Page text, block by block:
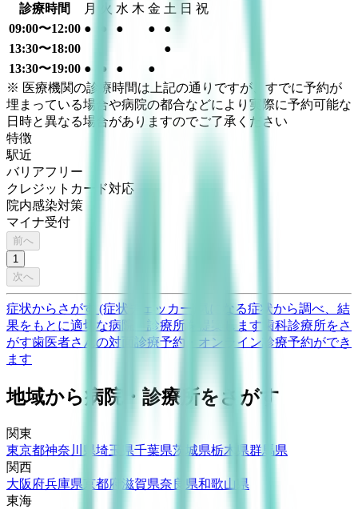
診療時間
月 火 水 木 金 土 日 祝
09:00〜12:00 ● ● ●
●
13:30〜18:00
●
13:30〜19:00 ● ● ●
●
※ 医療機関の診療時間は上記の通りですが、すでに予約が
埋まっている場合や病院の都合などにより実際に予約可能な
日時と異なる場合がありますのでご了承ください
特徴
駅近
バリアフリー
クレジットカード対応
院内感染対策
マイナ受付
前へ
1
次へ
症状からさがす (症状チェッカー)
気になる症状から調べ、結
果をもとに適切な病院・診療所を提案します 歯科診療所をさ
がす歯医者さんの対面診療予約・オンライン診療予約ができ
ます
地域から病院・診療所をさがす
関東
東京都神奈川県埼玉県千葉県茨城県栃木県群馬県
関西
大阪府兵庫県 京都府 滋賀県奈良県和歌山県
東海